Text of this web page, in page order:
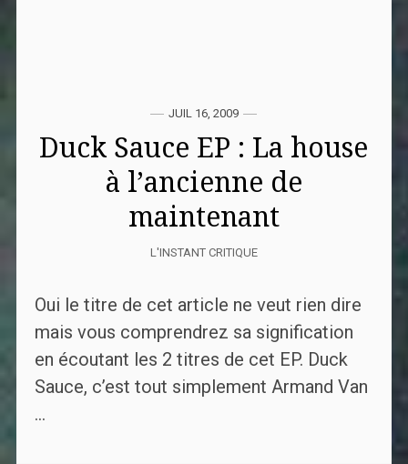
JUIL 16, 2009
Duck Sauce EP : La house
à l’ancienne de
maintenant
L'INSTANT CRITIQUE
Oui le titre de cet article ne veut rien dire
mais vous comprendrez sa signification
en écoutant les 2 titres de cet EP. Duck
Sauce, c’est tout simplement Armand Van
...